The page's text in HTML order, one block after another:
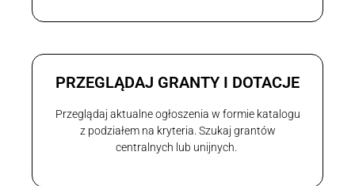
PRZEGLĄDAJ GRANTY I DOTACJE
Przeglądaj aktualne ogłoszenia w formie katalogu
z podziałem na kryteria. Szukaj grantów
centralnych lub unijnych.